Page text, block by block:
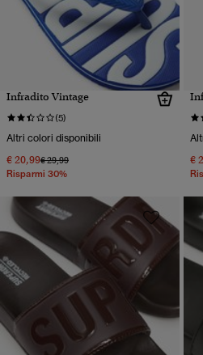
Infradito Vintage
(5)
Altri colori disponibili
€ 20,99Prezzo ridotto da
€ 29,99a
Risparmi 30%
€